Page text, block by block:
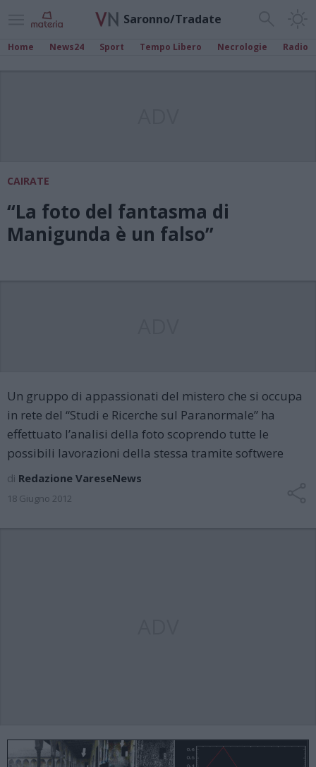
Saronno/Tradate
Home News24 Sport Tempo Libero Necrologie Radio
CAIRATE
“La foto del fantasma di
Manigunda è un falso”
Un gruppo di appassionati del mistero che si occupa
in rete del “Studi e Ricerche sul Paranormale” ha
effettuato l’analisi della foto scoprendo tutte le
possibili lavorazioni della stessa tramite softwere
di Redazione VareseNews
18 Giugno 2012